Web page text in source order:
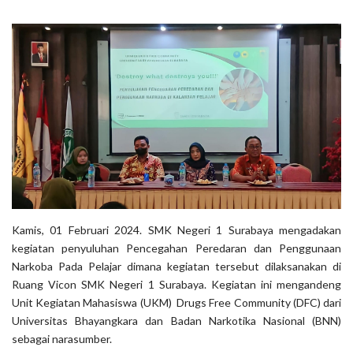
Kamis, 01 Februari 2024. SMK Negeri 1 Surabaya mengadakan
kegiatan penyuluhan Pencegahan Peredaran dan Penggunaan
Narkoba Pada Pelajar dimana kegiatan tersebut dilaksanakan di
Ruang Vicon SMK Negeri 1 Surabaya. Kegiatan ini mengandeng
Unit Kegiatan Mahasiswa (UKM) Drugs Free Community (DFC) dari
Universitas Bhayangkara dan Badan Narkotika Nasional (BNN)
sebagai narasumber.